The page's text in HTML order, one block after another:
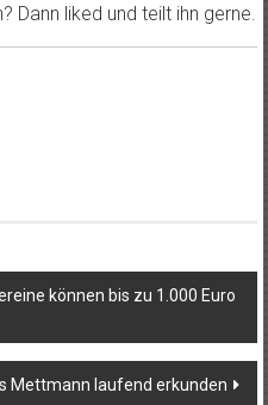
Dann liked und teilt ihn gerne.
können bis zu 1.000 Euro
Mettmann laufend erkunden